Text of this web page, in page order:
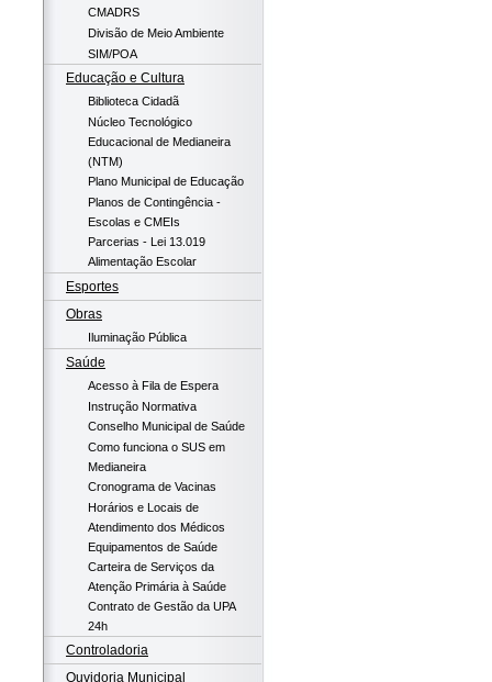
CMADRS
Divisão de Meio Ambiente
SIM/POA
Educação e Cultura
Biblioteca Cidadã
Núcleo Tecnológico
Educacional de Medianeira
(NTM)
Plano Municipal de Educação
Planos de Contingência -
Escolas e CMEIs
Parcerias - Lei 13.019
Alimentação Escolar
Esportes
Obras
Iluminação Pública
Saúde
Acesso à Fila de Espera
Instrução Normativa
Conselho Municipal de Saúde
Como funciona o SUS em
Medianeira
Cronograma de Vacinas
Horários e Locais de
Atendimento dos Médicos
Equipamentos de Saúde
Carteira de Serviços da
Atenção Primária à Saúde
Contrato de Gestão da UPA
24h
Controladoria
Ouvidoria Municipal